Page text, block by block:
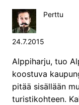
Perttu
24.7.2015
Alppiharju, tuo
koostuva
pitää sisällään
turistikohteen.